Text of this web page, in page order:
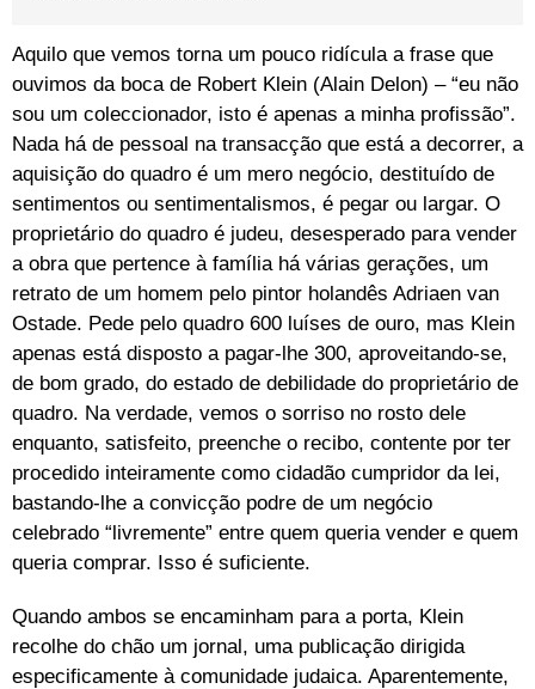
Aquilo que vemos torna um pouco ridícula a frase que
ouvimos da boca de Robert Klein (Alain Delon) – “eu não
sou um coleccionador, isto é apenas a minha profissão”.
Nada há de pessoal na transacção que está a decorrer, a
aquisição do quadro é um mero negócio, destituído de
sentimentos ou sentimentalismos, é pegar ou largar. O
proprietário do quadro é judeu, desesperado para vender
a obra que pertence à família há várias gerações, um
retrato de um homem pelo pintor holandês Adriaen van
Ostade. Pede pelo quadro 600 luíses de ouro, mas Klein
apenas está disposto a pagar-lhe 300, aproveitando-se,
de bom grado, do estado de debilidade do proprietário de
quadro. Na verdade, vemos o sorriso no rosto dele
enquanto, satisfeito, preenche o recibo, contente por ter
procedido inteiramente como cidadão cumpridor da lei,
bastando-lhe a convicção podre de um negócio
celebrado “livremente” entre quem queria vender e quem
queria comprar. Isso é suficiente.
Quando ambos se encaminham para a porta, Klein
recolhe do chão um jornal, uma publicação dirigida
especificamente à comunidade judaica. Aparentemente,